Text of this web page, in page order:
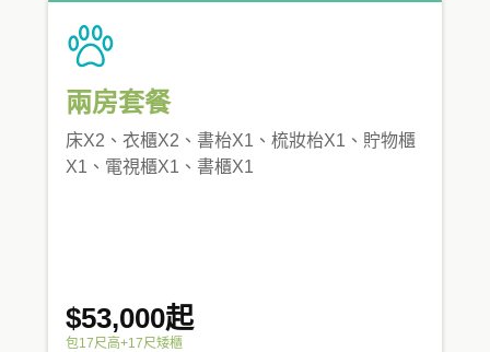
兩房套餐
床X2、衣櫃X2、書枱X1、梳妝枱X1、貯物櫃
X1、電視櫃X1、書櫃X1
$53,000起
包17尺高+17尺矮櫃